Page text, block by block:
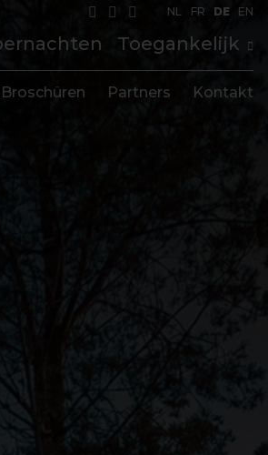
NL FR DE EN
Toegankelijk
Broschüren Partners Kontakt